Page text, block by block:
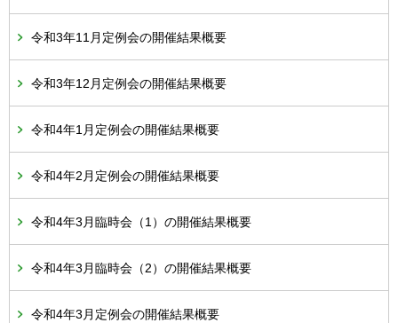
令和3年11月定例会の開催結果概要
令和3年12月定例会の開催結果概要
令和4年1月定例会の開催結果概要
令和4年2月定例会の開催結果概要
令和4年3月臨時会（1）の開催結果概要
令和4年3月臨時会（2）の開催結果概要
令和4年3月定例会の開催結果概要